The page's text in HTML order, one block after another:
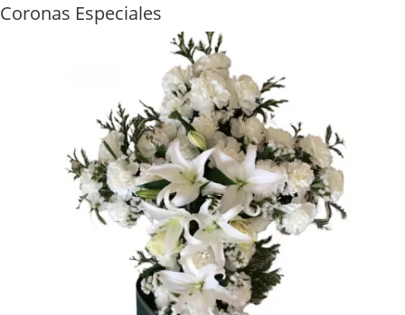
Coronas Especiales